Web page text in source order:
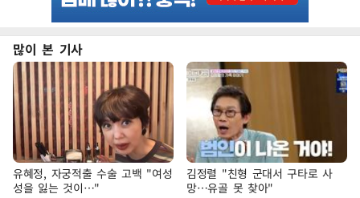
많이 본 기사
유혜정, 자궁적출 수술 고백 "여성
성을 잃는 것이…"
김정렬 "친형 군대서 구타로 사
망…유골 못 찾아"